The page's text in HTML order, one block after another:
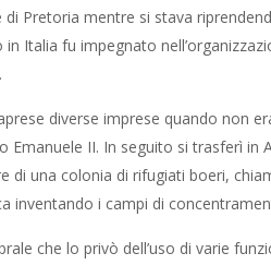
di Pretoria mentre si stava
Italia fu impegnato
diverse imprese quando non
Emanuele II. In seguito si trasferì
una colonia di rifugiati boeri,
inventando i campi di
che lo privò dell’uso di varie